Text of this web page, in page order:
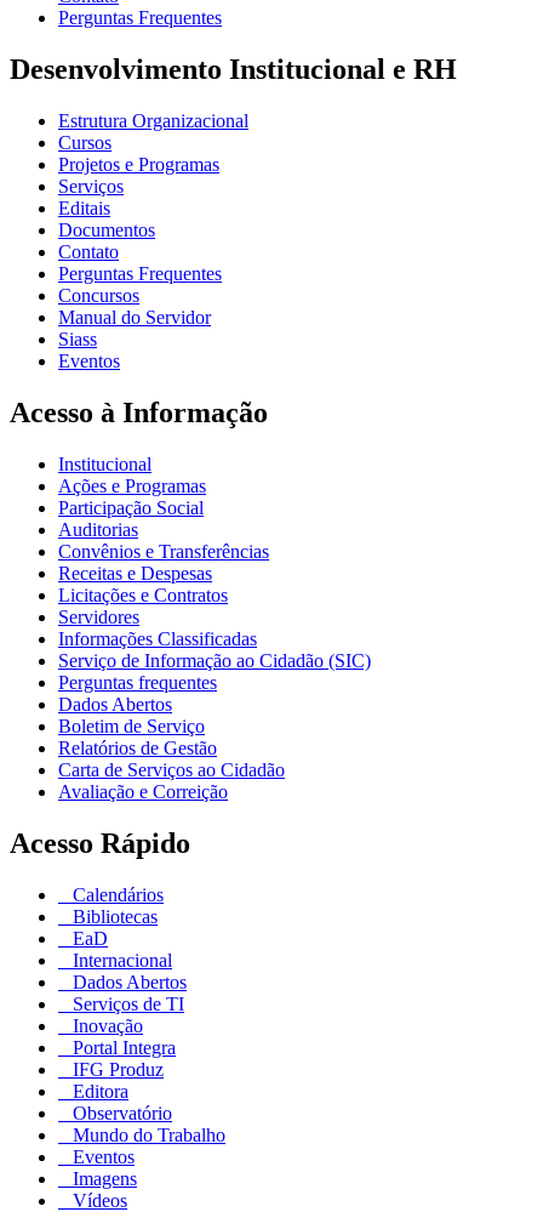
Perguntas Frequentes
Desenvolvimento Institucional e RH
Estrutura Organizacional
Cursos
Projetos e Programas
Serviços
Editais
Documentos
Contato
Perguntas Frequentes
Concursos
Manual do Servidor
Siass
Eventos
Acesso à Informação
Institucional
Ações e Programas
Participação Social
Auditorias
Convênios e Transferências
Receitas e Despesas
Licitações e Contratos
Servidores
Informações Classificadas
Serviço de Informação ao Cidadão (SIC)
Perguntas frequentes
Dados Abertos
Boletim de Serviço
Relatórios de Gestão
Carta de Serviços ao Cidadão
Avaliação e Correição
Acesso Rápido
Calendários
Bibliotecas
EaD
Internacional
Dados Abertos
Serviços de TI
Inovação
Portal Integra
IFG Produz
Editora
Observatório
Mundo do Trabalho
Eventos
Imagens
Vídeos